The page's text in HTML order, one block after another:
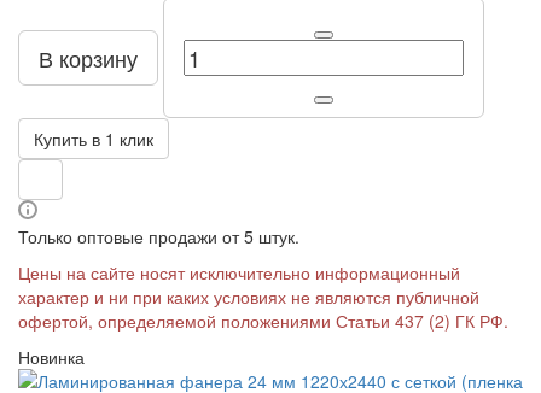
В корзину
Купить в 1 клик
Только оптовые продажи от 5 штук.
Цены на сайте носят исключительно информационный
характер и ни при каких условиях не являются публичной
офертой, определяемой положениями Статьи 437 (2) ГК РФ.
Новинка